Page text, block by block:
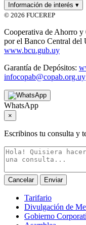
Información de interés ▾
© 2026 FUCEREP
Cooperativa de Ahorro y
por el Banco Central del
www.bcu.gub.uy
Garantía de Depósitos:
infocopab@copab.org.uy
WhatsApp
×
Escribinos tu consulta y
Cancelar Enviar
Tarifario
Divulgación de
Gobierno